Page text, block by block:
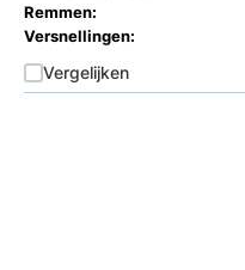
Remmen:
Versnellingen:
Vergelijken